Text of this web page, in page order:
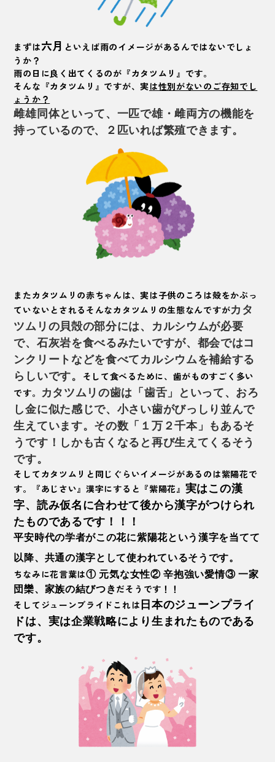
まずは六月 といえば雨のイメージがあるんではないでしょ
うか？
雨の日に良く出てくるのが『カタツムリ 』です。
そんな『カタツムリ 』ですが、実は性別がないのご存知でし
ょうか？
雌雄同体といって、一匹で雄・雌両方の機能を
持っているので、２匹いれば繁殖できます。
またカタツムリの赤ちゃん は、実は子供のころは殻をかぶっ
ていないとされるそんなカタツムリの生態なんですがカタ
ツムリの貝殻の部分には、カルシウムが必要
で、石灰岩を食べるみたいですが、都会ではコ
ンクリートなどを食べてカルシウムを補給する
らしいです。 そして食べるために、歯がものすごく多い
です。 カタツムリの歯は「歯舌」といって、おろ
し金に似た感じで、小さい歯がびっしり並んで
生えています。 その数「１万２千本」もあるそ
うです！しかも古くなると再び生えてくるそう
です。
そしてカタツムリと同じぐらいイメージがあるのは紫陽花で
す。『あじさい』漢字にすると『紫陽花』 実はこの漢
字、読み仮名に合わせて後から漢字がつけられ
たものであるです！！！
平安時代の学者がこの花に紫陽花という漢字を当てて
以降、共通の漢字として使われているそうです。
ちなみに花言葉は① 元気な女性② 辛抱強い愛情③ 一家
団欒、家族の結びつきだそうです！！
そして ジューンブライド これは 日本のジューンプライ
ドは、実は企業戦略により生まれたものである
です。